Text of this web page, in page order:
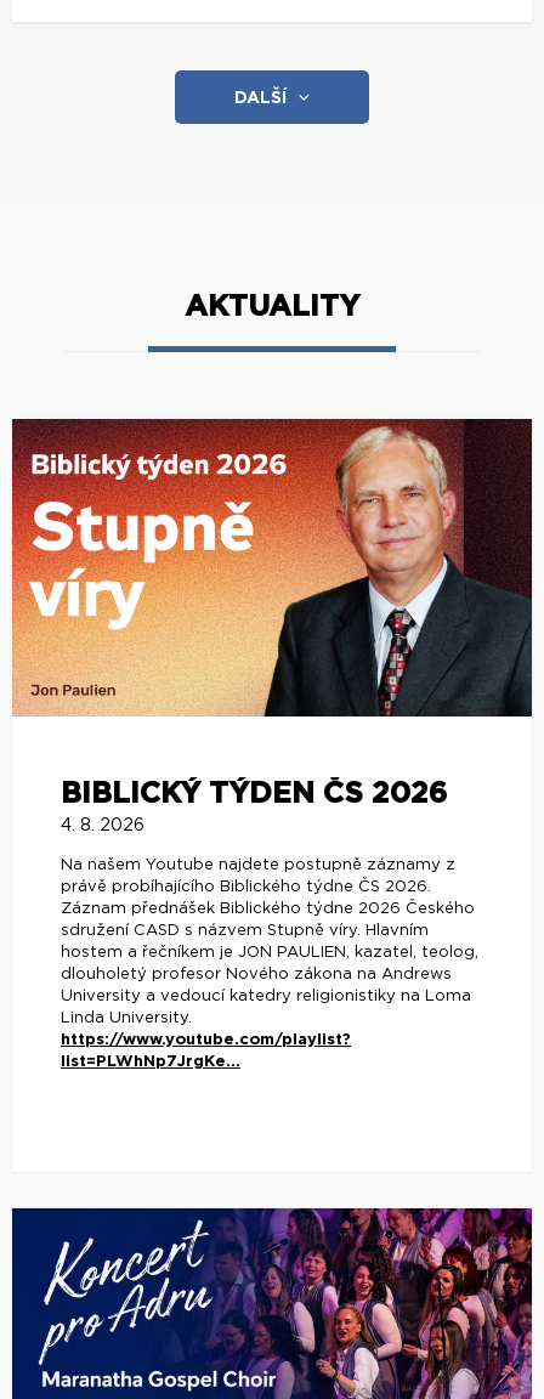
DALŠÍ
AKTUALITY
BIBLICKÝ TÝDEN ČS 2026
4. 8. 2026
Na našem Youtube najdete postupně záznamy z
právě probíhajícího Biblického týdne ČS 2026.
Záznam přednášek Biblického týdne 2026 Českého
sdružení CASD s názvem Stupně víry. Hlavním
hostem a řečníkem je JON PAULIEN, kazatel, teolog,
dlouholetý profesor Nového zákona na Andrews
University a vedoucí katedry religionistiky na Loma
Linda University.
https://www.youtube.com/playlist?
list=PLWhNp7JrgKe...